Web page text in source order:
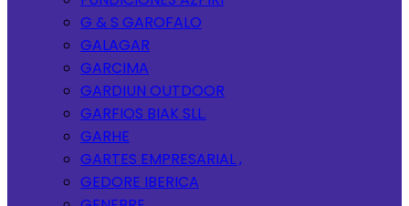
G & S GAROFALO
GALAGAR
GARCIMA
GARDIUN OUTDOOR
GARFIOS BIAK SLL.
GARHE
GARTES EMPRESARIAL ,
GEDORE IBERICA